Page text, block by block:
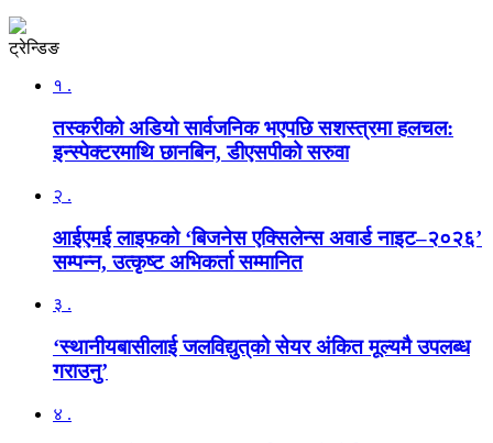
ट्रेन्डिङ
१ .
तस्करीको अडियो सार्वजनिक भएपछि सशस्त्रमा हलचल:
इन्स्पेक्टरमाथि छानबिन, डीएसपीको सरुवा
२ .
आईएमई लाइफको ‘बिजनेस एक्सिलेन्स अवार्ड नाइट–२०२६’
सम्पन्न, उत्कृष्ट अभिकर्ता सम्मानित
३ .
‘स्थानीयबासीलाई जलविद्युत्‌को सेयर अंकित मूल्यमै उपलब्ध
गराउनु’
४ .